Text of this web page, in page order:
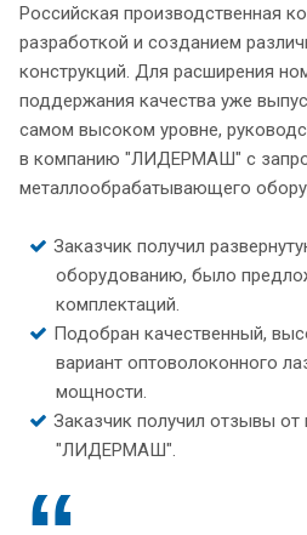
Российская производственная
разработкой и созданием
конструкций. Для расширения
поддержания качества уже
самом высоком уровне,
в компанию "ЛИДЕРМАШ" с
металлообрабатывающего
Заказчик получил
оборудованию, было
комплектаций.
Подобран качественный,
вариант оптоволоконного
мощности.
Заказчик получил отзывы от
"ЛИДЕРМАШ".